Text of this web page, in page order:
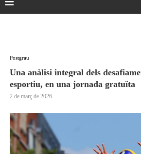
Postgrau
Una anàlisi integral dels
esportiu, en una jornada gratuïta
2 de març de 2026